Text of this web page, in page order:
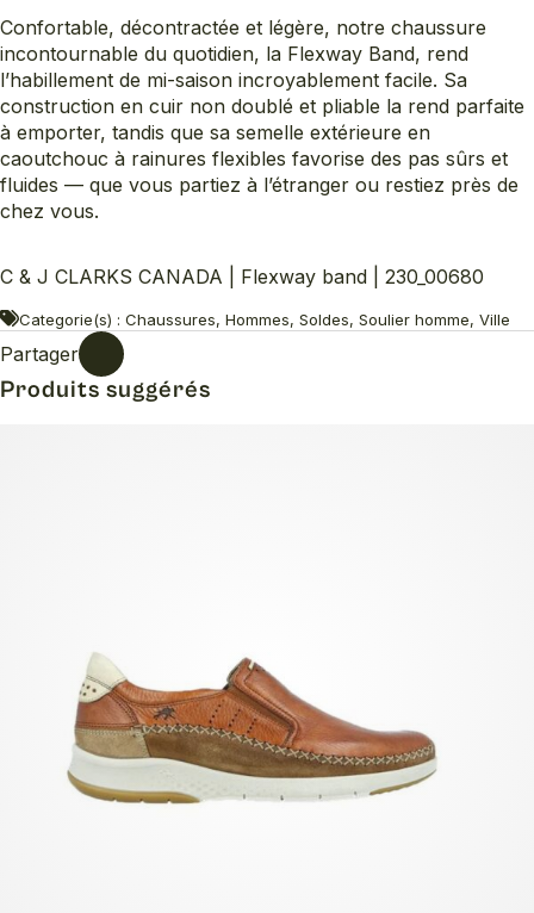
Confortable, décontractée et légère, notre chaussure
incontournable du quotidien, la Flexway Band, rend
l’habillement de mi-saison incroyablement facile. Sa
construction en cuir non doublé et pliable la rend parfaite
à emporter, tandis que sa semelle extérieure en
caoutchouc à rainures flexibles favorise des pas sûrs et
fluides — que vous partiez à l’étranger ou restiez près de
chez vous.
C & J CLARKS CANADA | Flexway band | 230_00680
Categorie(s) : Chaussures, Hommes, Soldes, Soulier homme, Ville
Partager
Produits suggérés